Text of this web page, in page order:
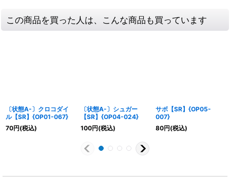
この商品を買った人は、こんな商品も買っています
〔状態A-〕クロコダイ
ル【SR】{OP01-067}
70円(税込)
〔状態A-〕シュガー
【SR】{OP04-024}
100円(税込)
サボ【SR】{OP05-
007}
80円(税込)